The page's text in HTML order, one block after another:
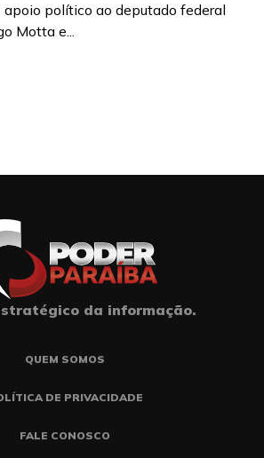
apoio político ao deputado federal
Motta e...
da informação.
QUEM SOMOS
DE PRIVACIDADE
FALE CONOSCO